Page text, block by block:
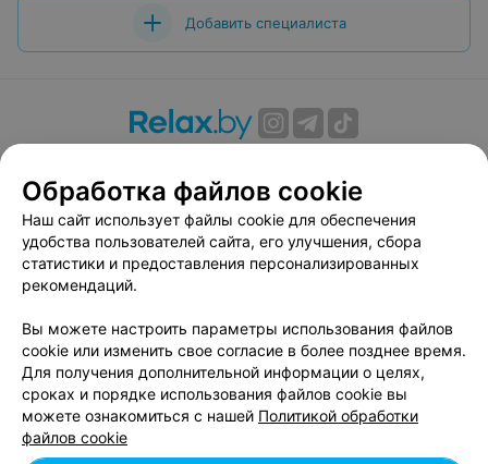
Добавить специалиста
Вакансии
Публичный договор
Способы оплаты
Публичный договор по использованию сервиса
«Афиша»
Пользовательское соглашение
Связаться по вопросам сотрудничества
Написать руководителю relax.by
Персональные настройки cookie
Обработка персональных данных
Обработка файлов cookie
Наш сайт использует файлы cookie для обеспечения
удобства пользователей сайта, его улучшения, сбора
статистики и предоставления персонализированных
рекомендаций.
Вы можете настроить параметры использования файлов
cookie или изменить свое согласие в более позднее время.
Для получения дополнительной информации о целях,
сроках и порядке использования файлов cookie вы
можете ознакомиться с нашей Политикой обработки
файлов cookie